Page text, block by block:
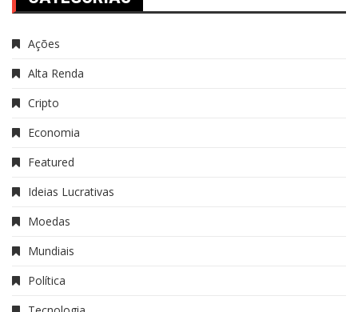
Ações
Alta Renda
Cripto
Economia
Featured
Ideias Lucrativas
Moedas
Mundiais
Política